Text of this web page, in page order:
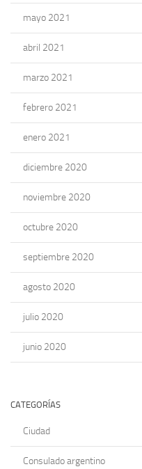
mayo 2021
abril 2021
marzo 2021
febrero 2021
enero 2021
diciembre 2020
noviembre 2020
octubre 2020
septiembre 2020
agosto 2020
julio 2020
junio 2020
CATEGORÍAS
Ciudad
Consulado argentino